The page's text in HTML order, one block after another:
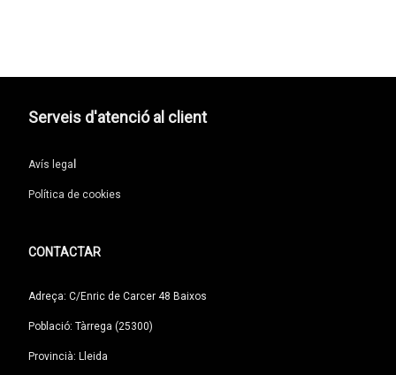
Serveis d'atenció al client
Avís lega
Política de cookies
CONTACTAR
Adreça: C/Enric de Carcer 48 Baixos
Població: Tàrrega (25300)
Provincià: Lleida